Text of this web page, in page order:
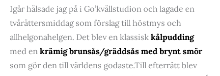
Igår hälsade jag på i Go’kvällstudion och lagade en
tvårättersmiddag som förslag till höstmys och
allhelgonahelgen. Det blev en klassiskkålpudding
med enkrämig brunsås/gräddsås med brynt smör
som gör den till världens godaste.Till efterrätt blev